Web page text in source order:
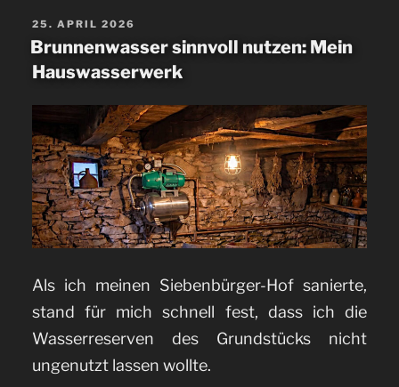
Wie
ich
die
historische
Holzbalkendecke
von
1888
in
meiner
erfolgreich
gesichert
habe“
VERÖFFENTLICHT
AM
25. APRIL 2026
Brunnenwasser sinnvoll nutzen: Mein
Hauswasserwerk
Als ich meinen Siebenbürger-Hof sanierte,
stand für mich schnell fest, dass ich die
Wasserreserven des Grundstücks nicht
ungenutzt lassen wollte.